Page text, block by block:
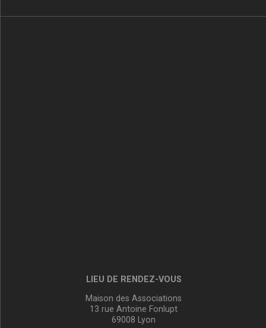
LIEU DE RENDEZ-VOUS
Maison des Associations
13 rue Antoine Fonlupt
69008 Lyon